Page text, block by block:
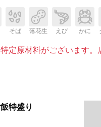
そば 落花生 えび かに
定原材料がございます。
特盛り